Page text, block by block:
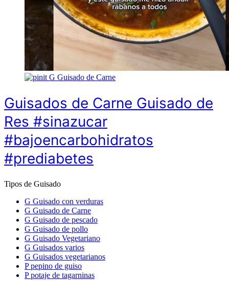
G Guisado de Carne
Guisados de Carne Guisado de
Res #sinazucar
#bajoencarbohidratos
#prediabetes
Tipos de Guisado
G Guisado con verduras
G Guisado de Carne
G Guisado de pescado
G Guisado de pollo
G Guisado Vegetariano
G Guisados varios
G Guisados vegetarianos
P pepino de guiso
P potaje de tagarninas